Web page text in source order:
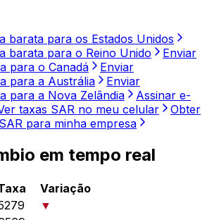
barata para os Estados Unidos
barata para o Reino Unido
Enviar
para o Canadá
Enviar
para a Austrália
Enviar
para a Nova Zelândia
Assinar e-
taxas SAR no meu celular
Obter
para minha empresa
em tempo real
Variação
▼